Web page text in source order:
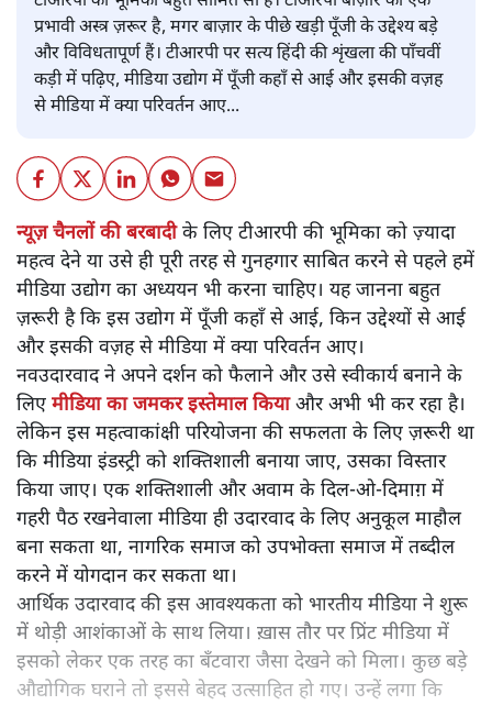
प्रभावी अस्त्र ज़रूर है, मगर बाज़ार के पीछे खड़ी पूँजी के उद्देश्य बड़े
और विविधतापूर्ण हैं। टीआरपी पर सत्य हिंदी की शृंखला की पाँचवीं
कड़ी में पढ़िए, मीडिया उद्योग में पूँजी कहाँ से आई और इसकी वज़ह
से मीडिया में क्या परिवर्तन आए...
न्यूज़ चैनलों की बरबादीके लिए टीआरपी की भूमिका को ज़्यादा
महत्व देने या उसे ही पूरी तरह से गुनहगार साबित करने से पहले हमें
मीडिया उद्योग का अध्ययन भी करना चाहिए। यह जानना बहुत
ज़रूरी है कि इस उद्योग में पूँजी कहाँ से आई, किन उद्देश्यों से आई
और इसकी वज़ह से मीडिया में क्या परिवर्तन आए।
नवउदारवाद ने अपने दर्शन को फैलाने और उसे स्वीकार्य बनाने के
लिए मीडिया का जमकर इस्तेमाल कियाऔर अभी भी कर रहा है।
लेकिन इस महत्वाकांक्षी परियोजना की सफलता के लिए ज़रूरी था
कि मीडिया इंडस्ट्री को शक्तिशाली बनाया जाए, उसका विस्तार
किया जाए। एक शक्तिशाली और अवाम के दिल-ओ-दिमाग़ में
गहरी पैठ रखनेवाला मीडिया ही उदारवाद के लिए अनुकूल माहौल
बना सकता था, नागरिक समाज को उपभोक्ता समाज में तब्दील
करने में योगदान कर सकता था।
आर्थिक उदारवाद की इस आवश्यकता को भारतीय मीडिया ने शुरू
में थोड़ी आशंकाओं के साथ लिया। ख़ास तौर पर प्रिंट मीडिया में
इसको लेकर एक तरह का बँटवारा जैसा देखने को मिला। कुछ बड़े
औद्योगिक घराने तो इससे बेहद उत्साहित हो गए। उन्हें लगा कि